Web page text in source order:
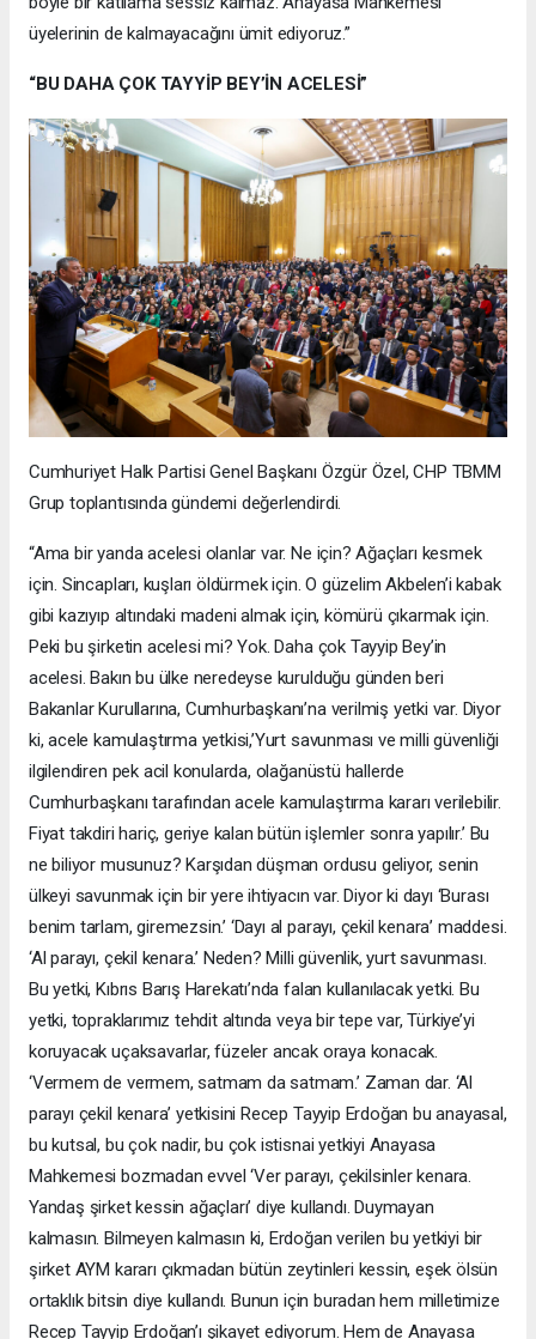
üyelerinin de kalmayacağını ümit ediyoruz.”
“BU DAHA ÇOK TAYYİP BEY’İN ACELESİ”
Cumhuriyet Halk Partisi Genel Başkanı Özgür Özel, CHP TBMM
Grup toplantısında gündemi değerlendirdi.
“Ama bir yanda acelesi olanlar var. Ne için? Ağaçları kesmek
için. Sincapları, kuşları öldürmek için. O güzelim Akbelen’i kabak
gibi kazıyıp altındaki madeni almak için, kömürü çıkarmak için.
Peki bu şirketin acelesi mi? Yok. Daha çok Tayyip Bey’in
acelesi. Bakın bu ülke neredeyse kurulduğu günden beri
Bakanlar Kurullarına, Cumhurbaşkanı’na verilmiş yetki var. Diyor
ki, acele kamulaştırma yetkisi,’Yurt savunması ve milli güvenliği
ilgilendiren pek acil konularda, olağanüstü hallerde
Cumhurbaşkanı tarafından acele kamulaştırma kararı verilebilir.
Fiyat takdiri hariç, geriye kalan bütün işlemler sonra yapılır.’ Bu
ne biliyor musunuz? Karşıdan düşman ordusu geliyor, senin
ülkeyi savunmak için bir yere ihtiyacın var. Diyor ki dayı ‘Burası
benim tarlam, giremezsin.’ ‘Dayı al parayı, çekil kenara’ maddesi.
‘Al parayı, çekil kenara.’ Neden? Milli güvenlik, yurt savunması.
Bu yetki, Kıbrıs Barış Harekatı’nda falan kullanılacak yetki. Bu
yetki, topraklarımız tehdit altında veya bir tepe var, Türkiye’yi
koruyacak uçaksavarlar, füzeler ancak oraya konacak.
‘Vermem de vermem, satmam da satmam.’ Zaman dar. ‘Al
parayı çekil kenara’ yetkisini Recep Tayyip Erdoğan bu anayasal,
bu kutsal, bu çok nadir, bu çok istisnai yetkiyi Anayasa
Mahkemesi bozmadan evvel ‘Ver parayı, çekilsinler kenara.
Yandaş şirket kessin ağaçları’ diye kullandı. Duymayan
kalmasın. Bilmeyen kalmasın ki, Erdoğan verilen bu yetkiyi bir
şirket AYM kararı çıkmadan bütün zeytinleri kessin, eşek ölsün
ortaklık bitsin diye kullandı. Bunun için buradan hem milletimize
Recep Tayyip Erdoğan’ı şikayet ediyorum. Hem de Anayasa